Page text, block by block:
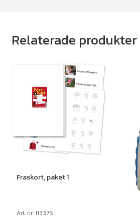
Relaterade produkter
Fraskort, paket 1
Art. nr: 113376